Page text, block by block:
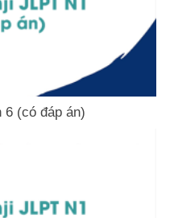
6 (có đáp án)